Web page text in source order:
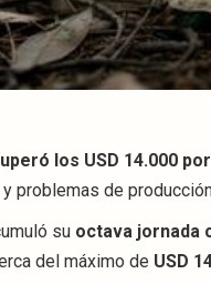
los USD 14.000
problemas de
su octava jornada
del máximo de USD